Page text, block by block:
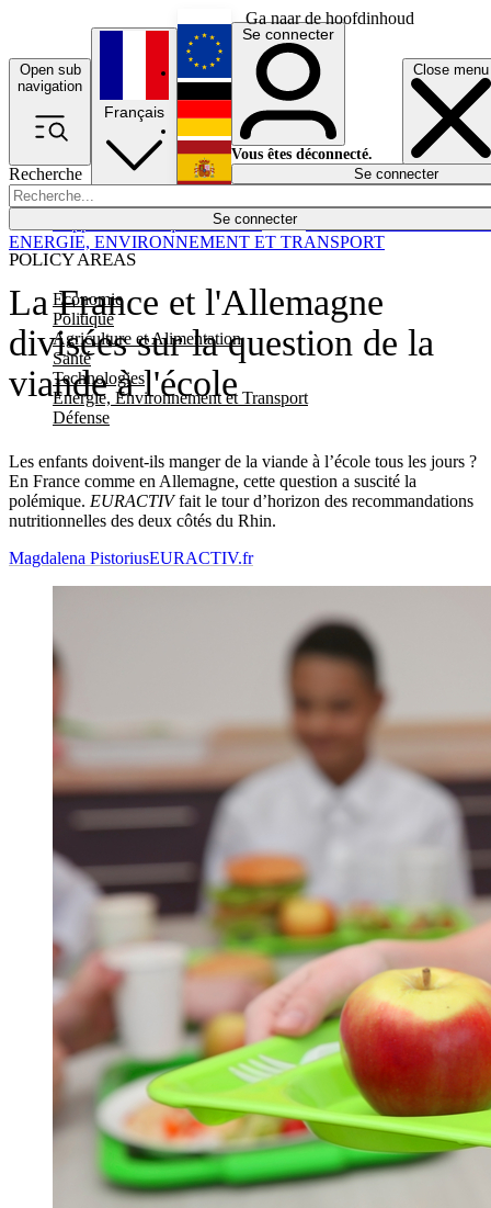
Ga naar de hoofdinhoud
Open sub
navigation
Close menu
Recherche
Se connecter
POLICY AREAS
Economie
Politique
Agriculture et Alimentation
Santé
Technologies
Energie, Environnement et Transport
Défense
Économie
Français
English
Deutsch
Español
Se connecter
Vous êtes déconnecté.
Se connecter
La France et l'Allemagne
divisées sur la question de la
viande à l'école
Les enfants doivent-ils manger de la viande à l’école tous les jours ?
En France comme en Allemagne, cette question a suscité la
polémique. EURACTIVfait le tour d’horizon des recommandations
nutritionnelles des deux côtés du Rhin.
ENERGIE, ENVIRONNEMENT ET TRANSPORT
Magdalena PistoriusEURACTIV.fr